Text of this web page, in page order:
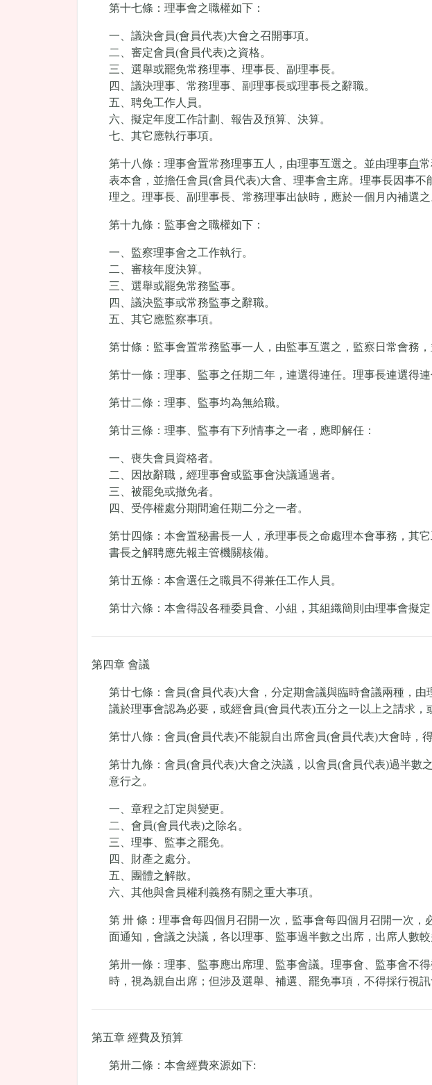
第十七條：理事會之職權如下：
一、議決會員(會員代表)大會之召開事項。
二、審定會員(會員代表)之資格。
三、選舉或罷免常務理事、理事長、副理事長。
四、議決理事、常務理事、副理事長或理事長之辭職。
五、聘免工作人員。
六、擬定年度工作計劃、報告及預算、決算。
七、其它應執行事項。
第十八條：理事會置常務理事五人，由理事互選之。並由理事自
表本會，並擔任會員(會員代表)大會、理事會主席。理事長因事
理之。理事長、副理事長、常務理事出缺時，應於一個月內補選之
第十九條：監事會之職權如下：
一、監察理事會之工作執行。
二、審核年度決算。
三、選舉或罷免常務監事。
四、議決監事或常務監事之辭職。
五、其它應監察事項。
第廿條：監事會置常務監事一人，由監事互選之，監察日常會務，
第廿一條：理事、監事之任期二年，連選得連任。理事長連選得
第廿二條：理事、監事均為無給職。
第廿三條：理事、監事有下列情事之一者，應即解任：
一、喪失會員資格者。
二、因故辭職，經理事會或監事會決議通過者。
三、被罷免或撤免者。
四、受停權處分期間逾任期二分之一者。
第廿四條：本會置秘書長一人，承理事長之命處理本會事務，其
書長之解聘應先報主管機關核備。
第廿五條：本會選任之職員不得兼任工作人員。
第廿六條：本會得設各種委員會、小組，其組織簡則由理事會擬
第四章 會議
第廿七條：會員(會員代表)大會，分定期會議與臨時會議兩種，
議於理事會認為必要，或經會員(會員代表)五分之一以上之請求，
第廿八條：會員(會員代表)不能親自出席會員(會員代表)大會時，
第廿九條：會員(會員代表)大會之決議，以會員(會員代表)過半數
意行之。
一、章程之訂定與變更。
二、會員(會員代表)之除名。
三、理事、監事之罷免。
四、財產之處分。
五、團體之解散。
六、其他與會員權利義務有關之重大事項。
第 卅 條：理事會每四個月召開一次，監事會每四個月召開一次
面通知，會議之決議，各以理事、監事過半數之出席，出席人數較
第卅一條：理事、監事應出席理、監事會議。理事會、監事會不
時，視為親自出席；但涉及選舉、補選、罷免事項，不得採行視
第五章 經費及預算
第卅二條：本會經費來源如下: